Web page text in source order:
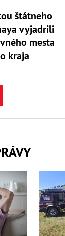
štátneho
vyjadrili
mesta
kraja